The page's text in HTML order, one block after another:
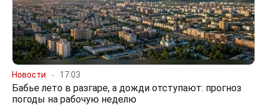
Новости 17:03
Бабье лето в разгаре, а дожди отступают: прогноз
погоды на рабочую неделю